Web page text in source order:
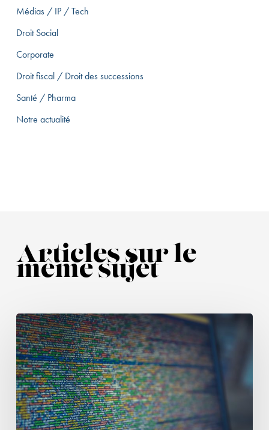
Médias / IP / Tech
Droit Social
Corporate
Droit fiscal / Droit des successions
Santé / Pharma
Notre actualité
Articles sur le
même sujet
Entrepôts
de
données
de
santé :
la
CNIL